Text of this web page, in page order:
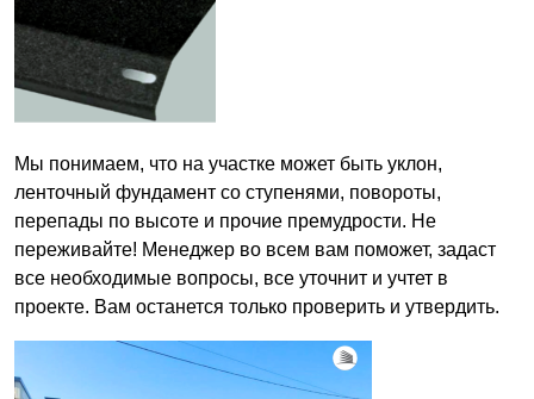
Мы понимаем, что на участке может быть уклон,
ленточный фундамент со ступенями, повороты,
перепады по высоте и прочие премудрости. Не
переживайте! Менеджер во всем вам поможет, задаст
все необходимые вопросы, все уточнит и учтет в
проекте. Вам останется только проверить и утвердить.